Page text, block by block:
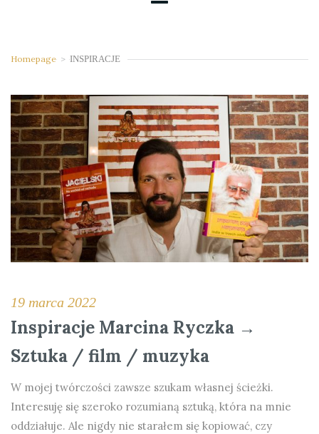
Homepage > INSPIRACJE
19 marca 2022
Inspiracje Marcina Ryczka →
Sztuka / film / muzyka
W mojej twórczości zawsze szukam własnej ścieżki.
Interesuję się szeroko rozumianą sztuką, która na mnie
oddziałuje. Ale nigdy nie starałem się kopiować, czy